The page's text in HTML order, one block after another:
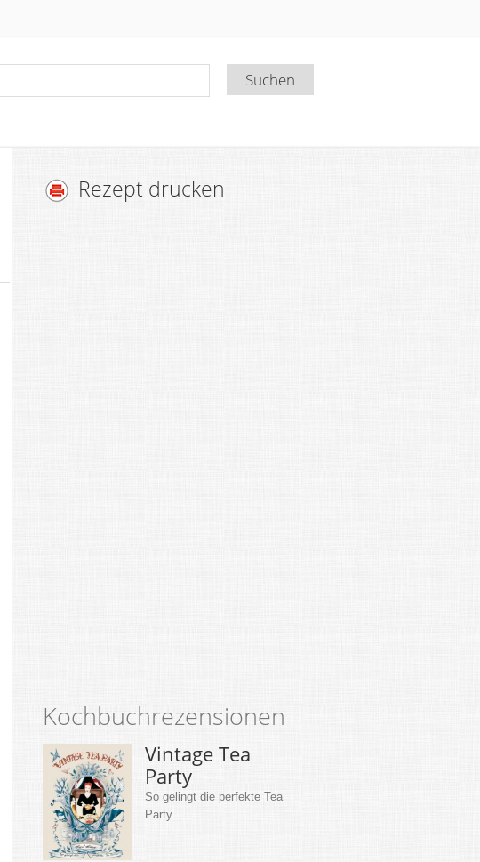
Rezept drucken
Kochbuchrezensionen
Vintage Tea
Party
So gelingt die perfekte Tea
Party